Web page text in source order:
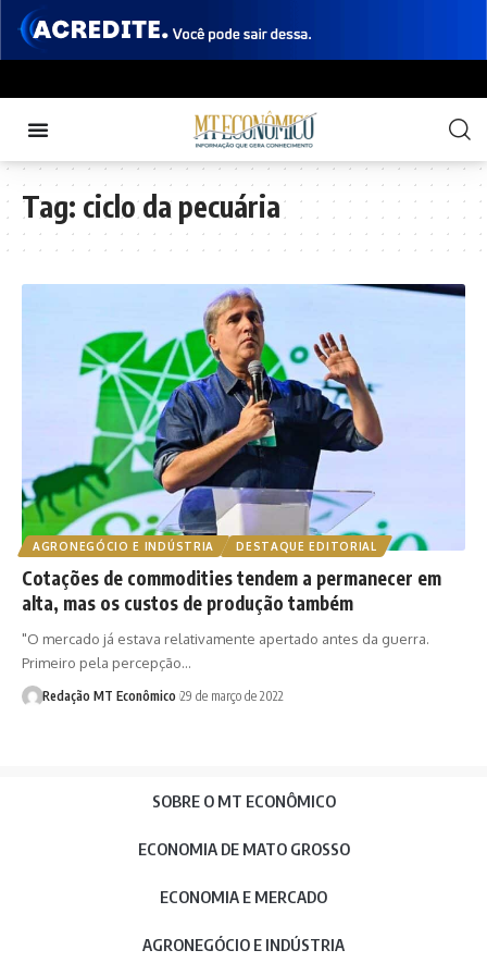
Tag: ciclo da pecuária
AGRONEGÓCIO E INDÚSTRIA DESTAQUE EDITORIAL
Cotações de commodities tendem a permanecer em
alta, mas os custos de produção também
"O mercado já estava relativamente apertado antes da guerra.
Primeiro pela percepção…
Redação MT Econômico 29 de março de 2022
SOBRE O MT ECONÔMICO
ECONOMIA DE MATO GROSSO
ECONOMIA E MERCADO
AGRONEGÓCIO E INDÚSTRIA